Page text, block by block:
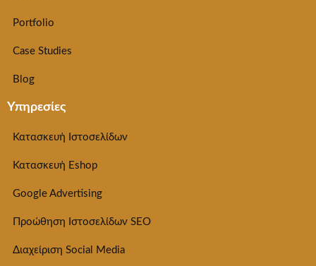
Portfolio
Case Studies
Blog
Υπηρεσίες
Κατασκευή Ιστοσελίδων
Κατασκευή Eshop
Google Advertising
Προώθηση Ιστοσελίδων SEO
Διαχείριση Social Media